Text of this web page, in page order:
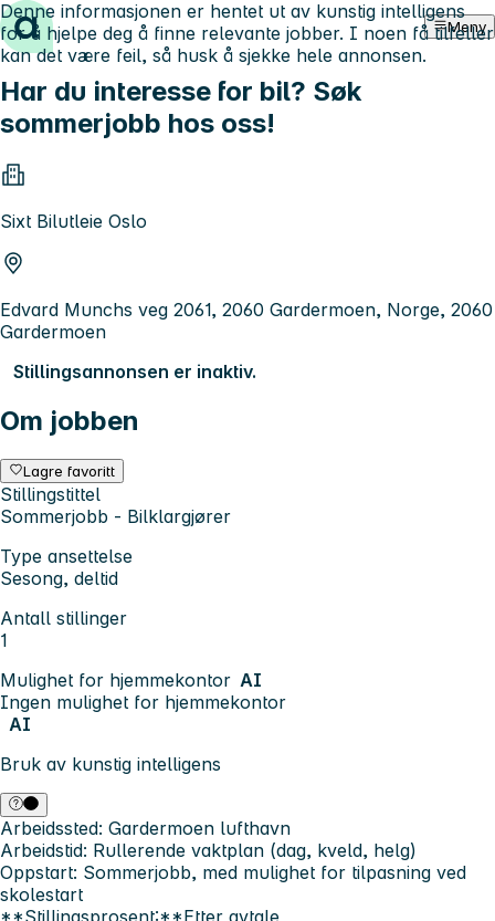
Hopp til innhold Meny
Har du interesse for bil? Søk
sommerjobb hos oss!
Sixt Bilutleie Oslo
Edvard Munchs veg 2061, 2060 Gardermoen, Norge, 2060
Gardermoen
Stillingsannonsen er inaktiv.
Om jobben
Lagre favoritt
Stillingstittel
Sommerjobb - Bilklargjører
Type ansettelse
Sesong, deltid
Antall stillinger
1
Mulighet for hjemmekontor AI
Ingen mulighet for hjemmekontor
AI
Bruk av kunstig intelligens
Denne informasjonen er hentet ut av kunstig intelligens
for å hjelpe deg å finne relevante jobber. I noen få tilfeller
kan det være feil, så husk å sjekke hele annonsen.
Arbeidssted: Gardermoen lufthavn
Arbeidstid: Rullerende vaktplan (dag, kveld, helg)
Oppstart: Sommerjobb, med mulighet for tilpasning ved
skolestart